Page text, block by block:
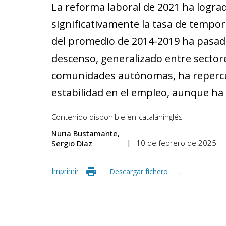
La reforma laboral de 2021 ha
significativamente la tasa de
del promedio de 2014-2019 ha
descenso, generalizado entre
comunidades autónomas, ha
estabilidad en el empleo, aunque
Contenido disponible en cataláninglés
Nuria Bustamante
Sergio Díaz
10 de febrero de 2025
Imprimir Descargar fichero